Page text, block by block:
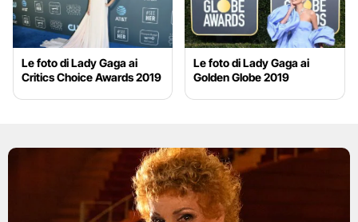
Le foto di Lady Gaga ai
Critics Choice Awards 2019
Le foto di Lady Gaga ai
Golden Globe 2019